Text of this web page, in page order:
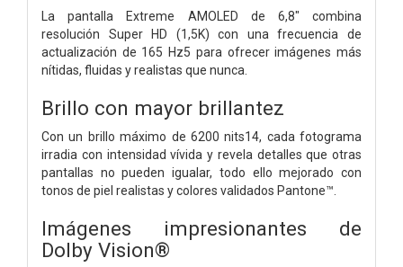
La pantalla Extreme AMOLED de 6,8" combina
resolución Super HD (1,5K) con una frecuencia de
actualización de 165 Hz5 para ofrecer imágenes más
nítidas, fluidas y realistas que nunca.
Brillo con mayor brillantez
Con un brillo máximo de 6200 nits14, cada fotograma
irradia con intensidad vívida y revela detalles que otras
pantallas no pueden igualar, todo ello mejorado con
tonos de piel realistas y colores validados Pantone™.
Imágenes impresionantes de
Dolby Vision®